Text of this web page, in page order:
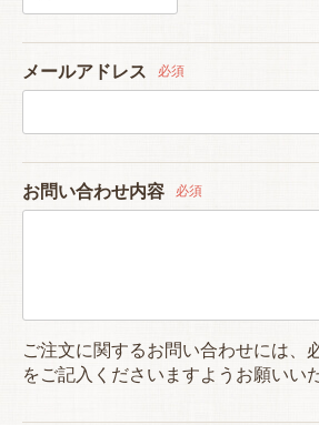
メールアドレス 必須
お問い合わせ内容 必須
ご注文に関するお問い合わせには、
をご記入くださいますようお願いい